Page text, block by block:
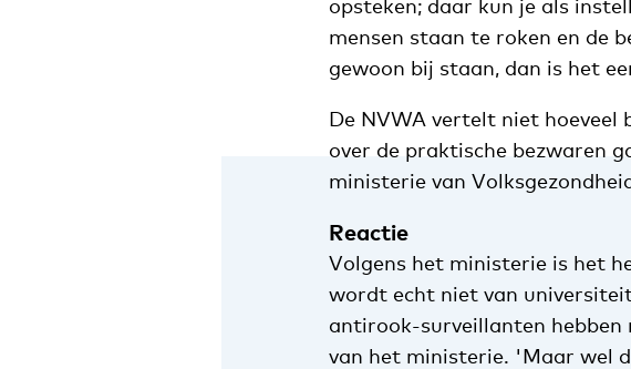
opsteken; daar kun je als
mensen staan te roken en de
gewoon bij staan, dan is het
De NVWA vertelt niet hoeveel
over de praktische bezwaren
ministerie van
Reactie
Volgens het ministerie is het
wordt echt niet van
antirook-surveillanten hebben
van het ministerie. 'Maar wel